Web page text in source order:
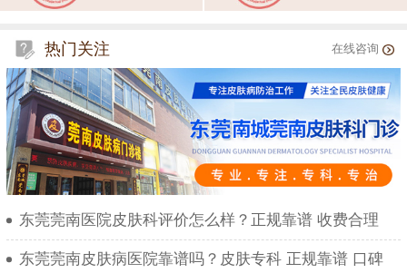
热门关注 在线咨询
东莞莞南医院皮肤科评价怎么样？正规靠谱 收费合理
东莞莞南皮肤病医院靠谱吗？皮肤专科 正规靠谱 口碑